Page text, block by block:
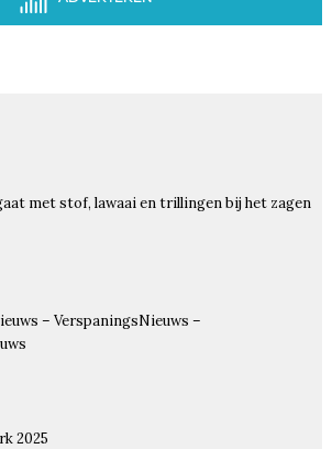
met stof, lawaai en trillingen bij het zagen
– VerspaningsNieuws –
2025